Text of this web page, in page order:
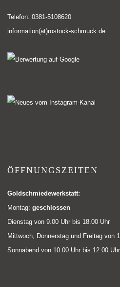
Telefon: 0381-5108620
information(at)rostock-schmuck.de
ÖFFNUNGSZEITEN
Goldschmiedewerkstatt:
Montag: geschlossen
Dienstag von 9.00 Uhr bis 18.00 Uhr
Mittwoch, Donnerstag und Freitag von
Sonnabend von 10.00 Uhr bis 12.00 Uhr